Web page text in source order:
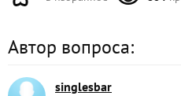
Автор вопроса:
singlesbar